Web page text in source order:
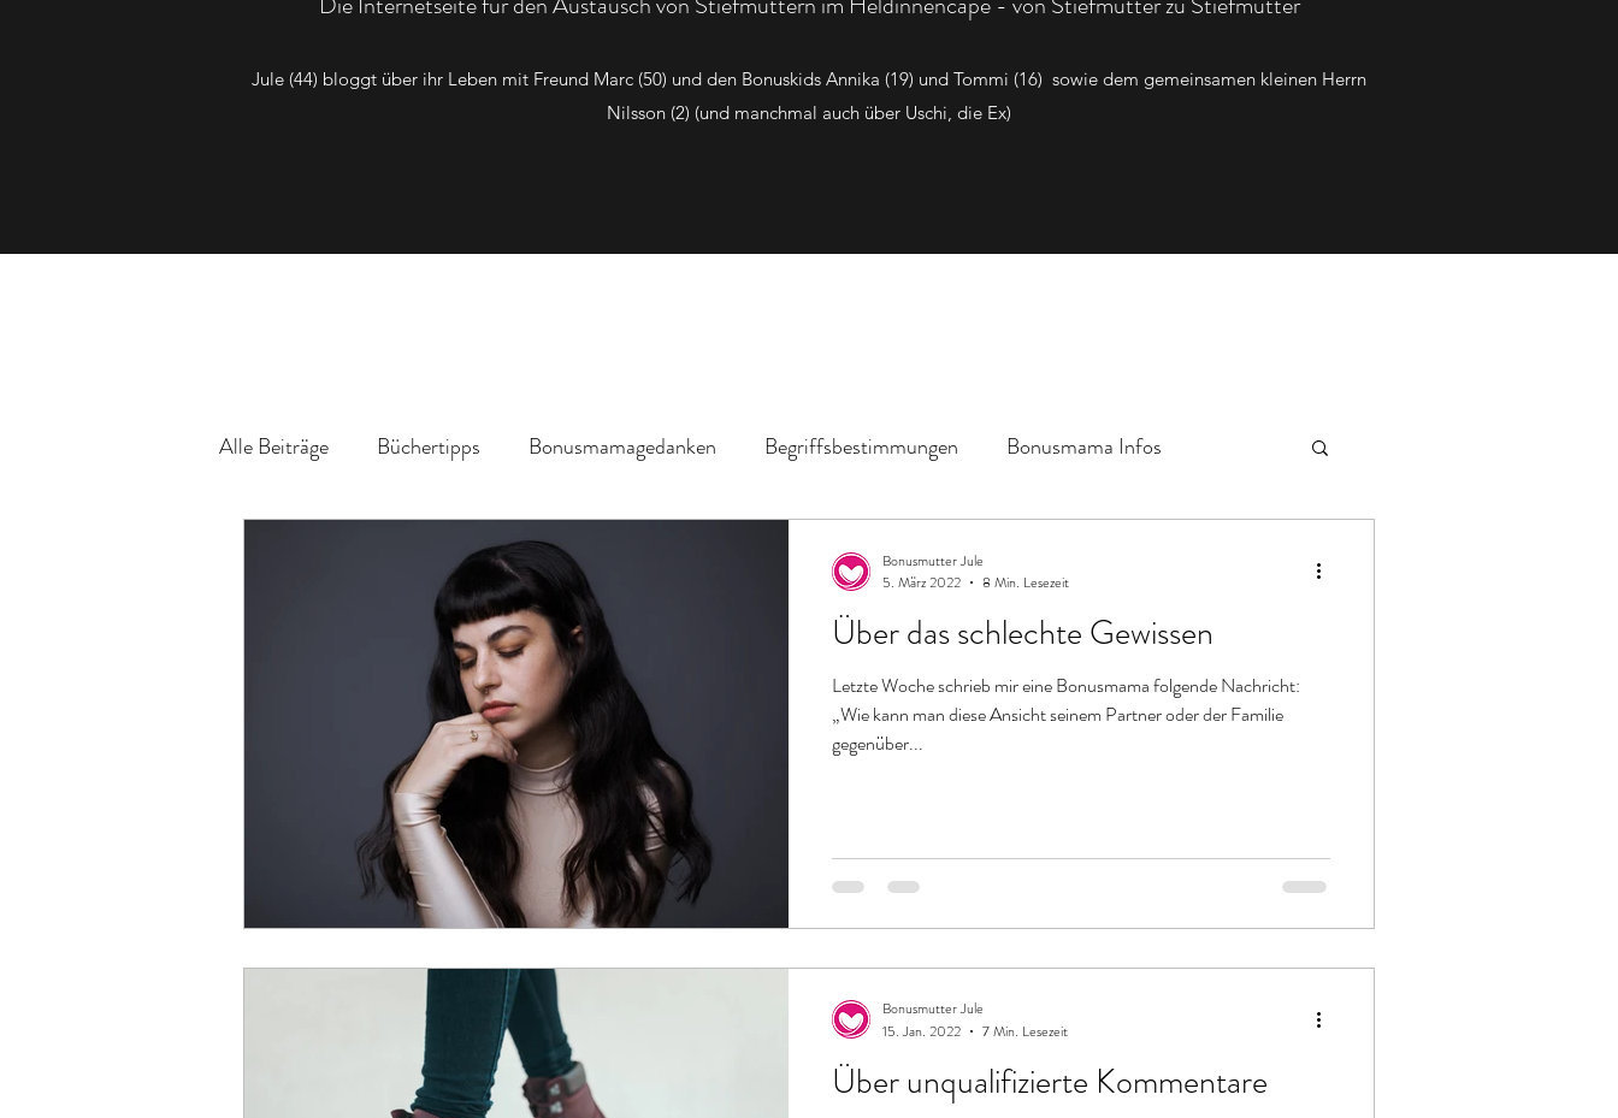
Jule (44) bloggt über ihr Leben mit Freund Marc (50) und den Bonuskids Annika (19) und Tommi (16) sowie dem gemeinsamen kleinen Herrn
Nilsson (2) (und manchmal auch über Uschi, die Ex)
Alle Beiträge Büchertipps Bonusmamagedanken Begriffsbestimmungen Bonusmama Infos
Unter uns Gebetsschwestern Bonusmamapodcast
Über das schlechte Gewissen
Letzte Woche schrieb mir eine Bonusmama folgende Nachricht:
„Wie kann man diese Ansicht seinem Partner oder der Familie
gegenüber...
Bonusmutter Jule
5. März 2022
8 Min. Lesezeit
Über unqualifizierte Kommentare
Bonusmutter Jule
15. Jan. 2022
7 Min. Lesezeit